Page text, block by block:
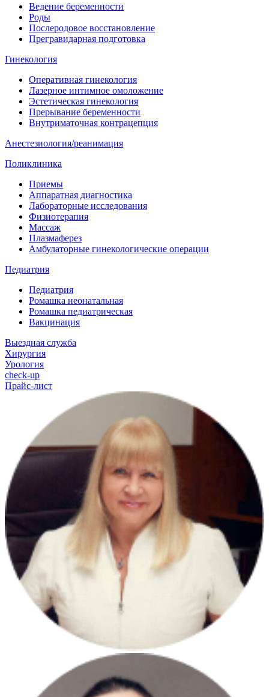
Ведение беременности
Роды
Послеродовое восстановление
Прегравидарная подготовка
Гинекология
Оперативная гинекология
Лазерное интимное омоложение
Эстетическая гинекология
Прерывание беременности
Внутриматочная контрацепция
Анестезиология/реанимация
Поликлиника
Приемы
Аппаратная диагностика
Лабораторные исследования
Физиотерапия
Массаж
Плазмаферез
Амбулаторные гинекологические операции
Педиатрия
Педиатрия
Ромашка неонатальная
Ромашка педиатрическая
Вакцинация
Выездная служба
Хирургия
Урология
check-up
Прайс-лист